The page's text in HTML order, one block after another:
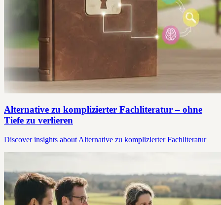
Alternative zu komplizierter Fachliteratur – ohne
Tiefe zu verlieren
Discover insights about Alternative zu komplizierter Fachliteratur